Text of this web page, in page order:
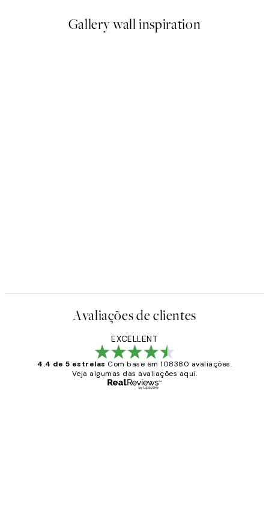
Gallery wall inspiration
Avaliações de clientes
EXCELLENT
4.4 de 5 estrelas Com base em 108380 avaliações.
Veja algumas das avaliações aqui.